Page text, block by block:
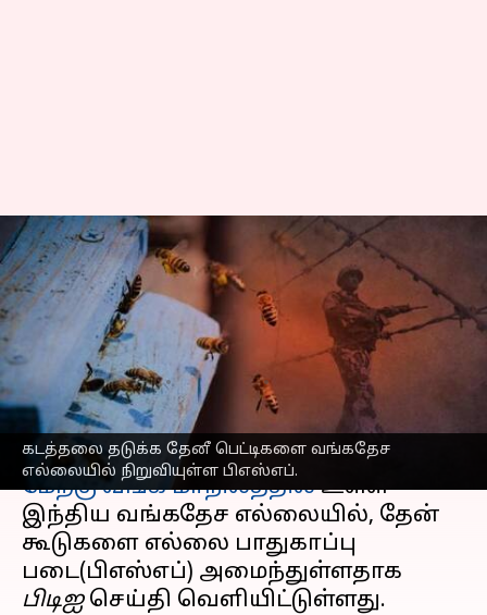
கடத்தலை தடுக்க தேனீ பெட்டிகளை வங்கதேச
எல்லையில் நிறுவியுள்ள பிஎஸ்எப்.
இந்திய வங்கதேச
எல்லையில் தேனீக்களை
வளர்க்கும் பிஎஸ்எப்-
காரணம் தெரியுமா?
எழுதியவர் Srinath r Nov 06, 2023
செய்தி முன்னோட்டம்
மேற்கு வங்க மாநிலத்தில்உள்ள
இந்திய வங்கதேச எல்லையில், தேன்
கூடுகளை எல்லை பாதுகாப்பு
படை(பிஎஸ்எப்) அமைந்துள்ளதாக
பிடிஐசெய்தி வெளியிட்டுள்ளது.